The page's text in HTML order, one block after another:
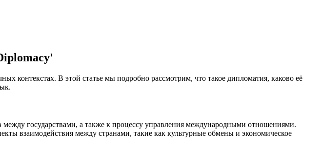
контекстах. В этой статье мы подробно рассмотрим, что такое дипломатия, каково её
государствами, а также к процессу управления международными отношениями.
взаимодействия между странами, такие как культурные обмены и экономическое